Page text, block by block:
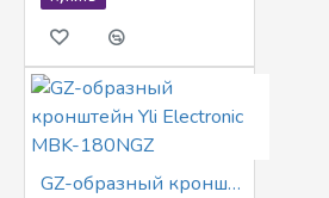
GZ-образный кронштейн Yli Electronic MBK-180NGZ